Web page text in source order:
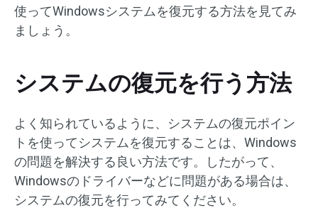
使ってWindowsシステムを復元する方法を見てみ
ましょう。
システムの復元を行う方法
よく知られているように、システムの復元ポイン
トを使ってシステムを復元することは、Windows
の問題を解決する良い方法です。したがって、
Windowsのドライバーなどに問題がある場合は、
システムの復元を行ってみてください。